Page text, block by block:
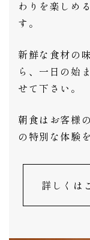
わりを楽しめ
す。
新鮮な食材の
ら、一日の始
せて下さい。
朝食はお客様
の特別な体験
詳しくは